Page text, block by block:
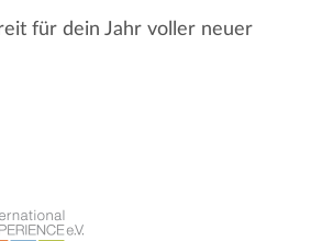
für dein Jahr voller neuer